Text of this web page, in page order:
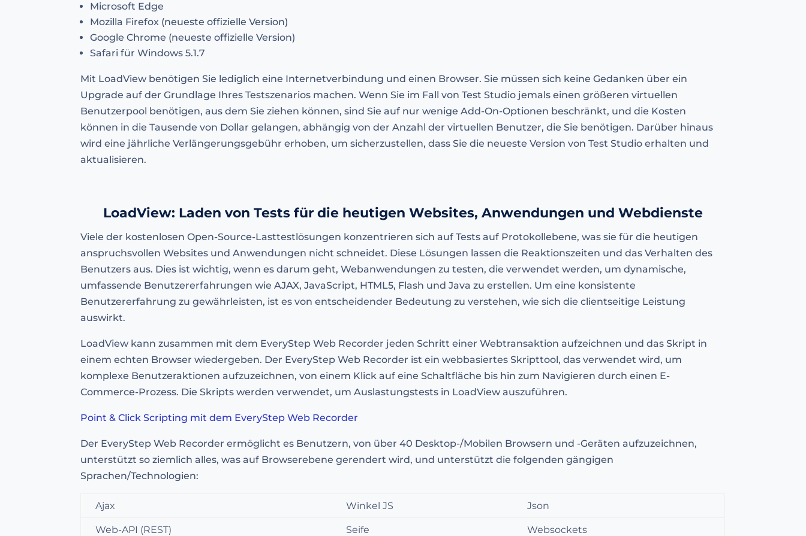
Microsoft Edge
Mozilla Firefox (neueste offizielle Version)
Google Chrome (neueste offizielle Version)
Safari für Windows 5.1.7
Mit LoadView benötigen Sie lediglich eine Internetverbindung und einen Browser. Sie müssen sich keine Gedanken über ein
Upgrade auf der Grundlage Ihres Testszenarios machen. Wenn Sie im Fall von Test Studio jemals einen größeren virtuellen
Benutzerpool benötigen, aus dem Sie ziehen können, sind Sie auf nur wenige Add-On-Optionen beschränkt, und die Kosten
können in die Tausende von Dollar gelangen, abhängig von der Anzahl der virtuellen Benutzer, die Sie benötigen. Darüber hinaus
wird eine jährliche Verlängerungsgebühr erhoben, um sicherzustellen, dass Sie die neueste Version von Test Studio erhalten und
aktualisieren.
LoadView: Laden von Tests für die heutigen Websites, Anwendungen und Webdienste
Viele der kostenlosen Open-Source-Lasttestlösungen konzentrieren sich auf Tests auf Protokollebene, was sie für die heutigen
anspruchsvollen Websites und Anwendungen nicht schneidet. Diese Lösungen lassen die Reaktionszeiten und das Verhalten des
Benutzers aus. Dies ist wichtig, wenn es darum geht, Webanwendungen zu testen, die verwendet werden, um dynamische,
umfassende Benutzererfahrungen wie AJAX, JavaScript, HTML5, Flash und Java zu erstellen. Um eine konsistente
Benutzererfahrung zu gewährleisten, ist es von entscheidender Bedeutung zu verstehen, wie sich die clientseitige Leistung
auswirkt.
LoadView kann zusammen mit dem EveryStep Web Recorder jeden Schritt einer Webtransaktion aufzeichnen und das Skript in
einem echten Browser wiedergeben. Der EveryStep Web Recorder ist ein webbasiertes Skripttool, das verwendet wird, um
komplexe Benutzeraktionen aufzuzeichnen, von einem Klick auf eine Schaltfläche bis hin zum Navigieren durch einen E-
Commerce-Prozess. Die Skripts werden verwendet, um Auslastungstests in LoadView auszuführen.
Point & Click Scripting mit dem EveryStep Web Recorder
Der EveryStep Web Recorder ermöglicht es Benutzern, von über 40 Desktop-/Mobilen Browsern und -Geräten aufzuzeichnen,
unterstützt so ziemlich alles, was auf Browserebene gerendert wird, und unterstützt die folgenden gängigen
Sprachen/Technologien:
Ajax Winkel JS Json
Web-API (REST) Seife Websockets